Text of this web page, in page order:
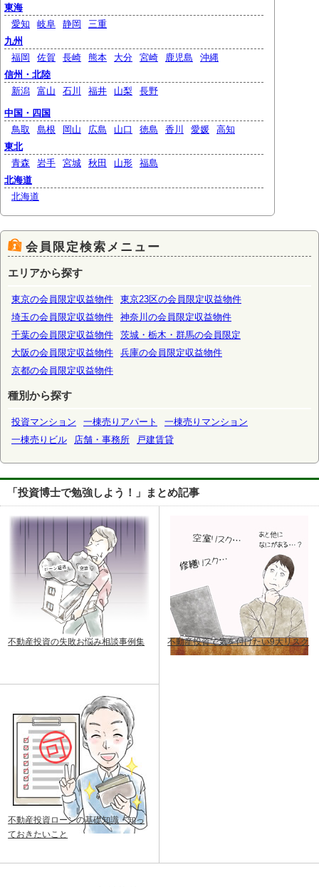
東海
愛知
岐阜 静岡
三重
九州
福岡
佐賀 長崎 熊本 大分 宮崎 鹿児島
沖縄
信州・北陸
新潟
富山 石川 福井 山梨 長野
中国・四国
鳥取
島根 岡山 広島 山口 徳島 香川 愛媛
高知
東北
青森
岩手 宮城 秋田 山形
福島
北海道
北海道
会員限定検索メニュー
エリアから探す
東京の会員限定収益物件
東京23区の会員限定収益物件
埼玉の会員限定収益物件
神奈川の会員限定収益物件
千葉の会員限定収益物件
茨城・栃木・群馬の会員限定
大阪の会員限定収益物件
兵庫の会員限定収益物件
京都の会員限定収益物件
種別から探す
投資マンション 一棟売りアパート
一棟売りマンション
一棟売りビル
店舗・事務所 戸建賃貸
「投資博士で勉強しよう！」まとめ記事
不動産投資の失敗お悩み相談事例集 不動産投資で気を付けたい9大リスク
不動産投資ローンの基礎知識・知っ
ておきたいこと